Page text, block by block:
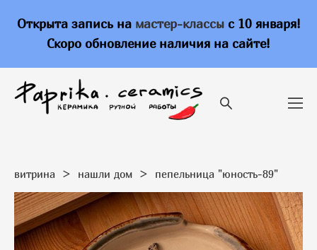
Открыта запись на мастер-классыс 10 января!
Скоро обновление наличия на сайте!
витрина > нашли дом > пепельница "юность-89"